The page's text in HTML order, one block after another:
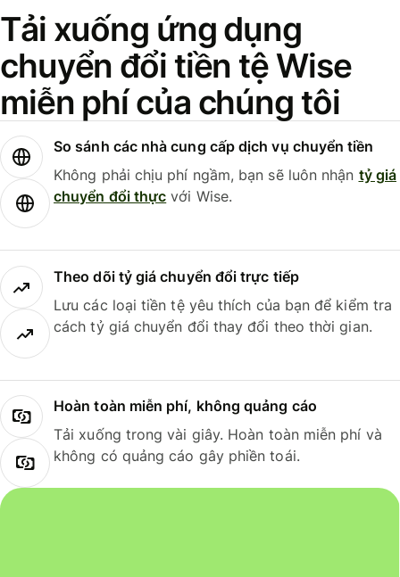
Tải xuống ứng dụng
chuyển đổi tiền tệ Wise
miễn phí của chúng tôi
So sánh các nhà cung cấp dịch vụ chuyển tiền
Không phải chịu phí ngầm, bạn sẽ luôn nhận tỷ giá
chuyển đổi thực với Wise.
Theo dõi tỷ giá chuyển đổi trực tiếp
Lưu các loại tiền tệ yêu thích của bạn để kiểm tra
cách tỷ giá chuyển đổi thay đổi theo thời gian.
Hoàn toàn miễn phí, không quảng cáo
Tải xuống trong vài giây. Hoàn toàn miễn phí và
không có quảng cáo gây phiền toái.